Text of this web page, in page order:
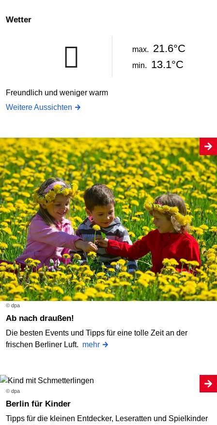
Wetter
max. 21.6°C
min. 13.1°C
Freundlich und weniger warm
Weitere Aussichten
© dpa
Ab nach draußen!
Die besten Events und Tipps für eine tolle Zeit an der
frischen Berliner Luft. mehr
© dpa
Berlin für Kinder
Tipps für die kleinen Entdecker, Leseratten und Spielkinder